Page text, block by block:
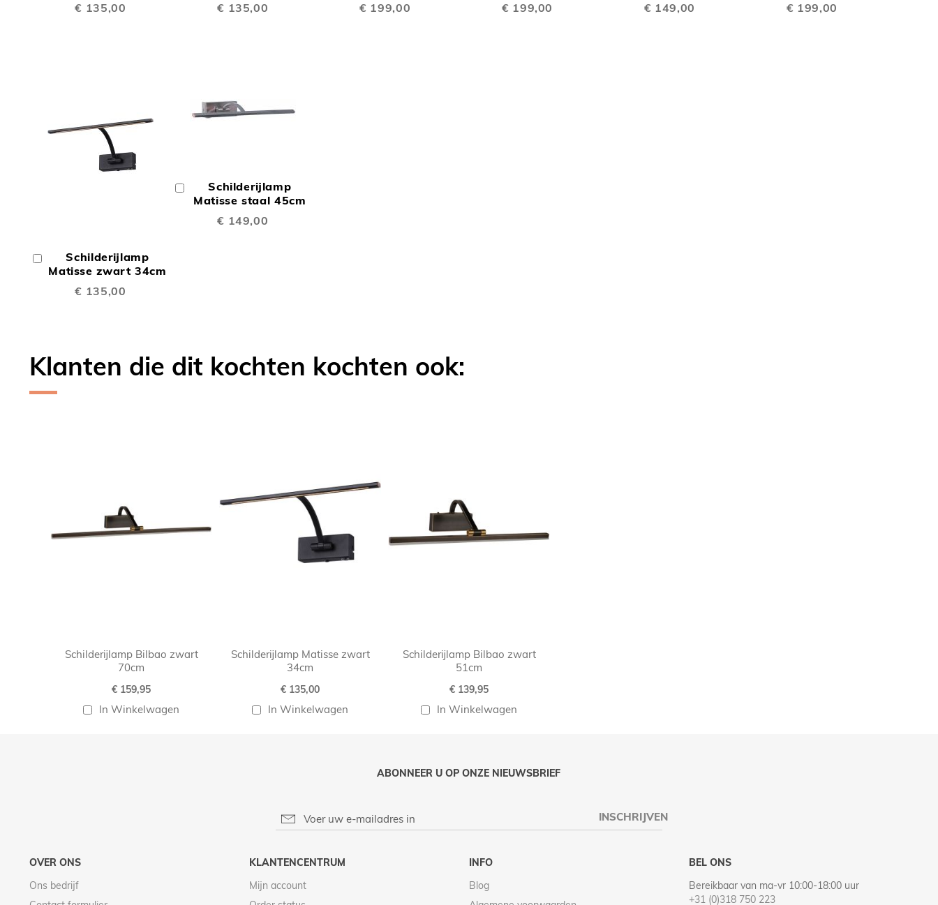
€ 135,00
€ 135,00
€ 199,00
€ 199,00
€ 149,00
€ 199,00
Schilderijlamp
Matisse zwart 34cm
€ 135,00
Winkelwagen
TE
Schilderijlamp
Matisse staal 45cm
€ 149,00
Winkelwagen
TE
Klanten die dit kochten kochten ook:
Schilderijlamp Bilbao zwart
70cm
€ 159,95
In Winkelwagen
Schilderijlamp Matisse zwart
34cm
€ 135,00
In Winkelwagen
Schilderijlamp Bilbao zwart
51cm
€ 139,95
In Winkelwagen
ABONNEER U OP ONZE NIEUWSBRIEF
INSCHRIJVEN
OVER ONS
Ons bedrijf
KLANTENCENTRUM
Mijn account
INFO
Blog
BEL ONS
Bereikbaar van ma-vr 10:00-18:00 uur
+31 (0)318 750 223